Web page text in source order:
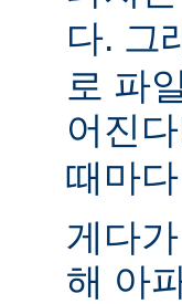
다. 그
로 파
어진
때마
게다
해 아